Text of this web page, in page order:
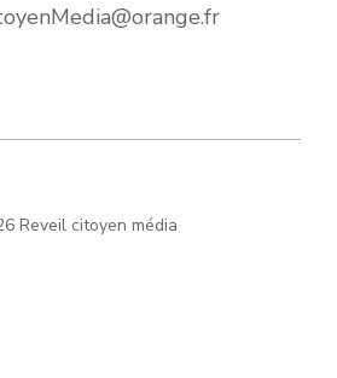
Reveil citoyen média